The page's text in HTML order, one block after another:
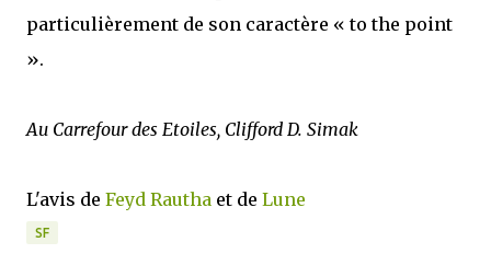
particulièrement de son caractère « to the point
».
Au Carrefour des Etoiles, Clifford D. Simak
L'avis de Feyd Rautha et de Lune
SF